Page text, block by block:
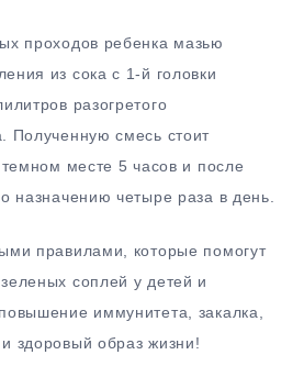
проходов ребенка мазью
из сока с 1-й головки
разогретого
Полученную смесь стоит
темном месте 5 часов и после
назначению четыре раза в день.
правилами, которые помогут
соплей у детей и
иммунитета, закалка,
здоровый образ жизни!